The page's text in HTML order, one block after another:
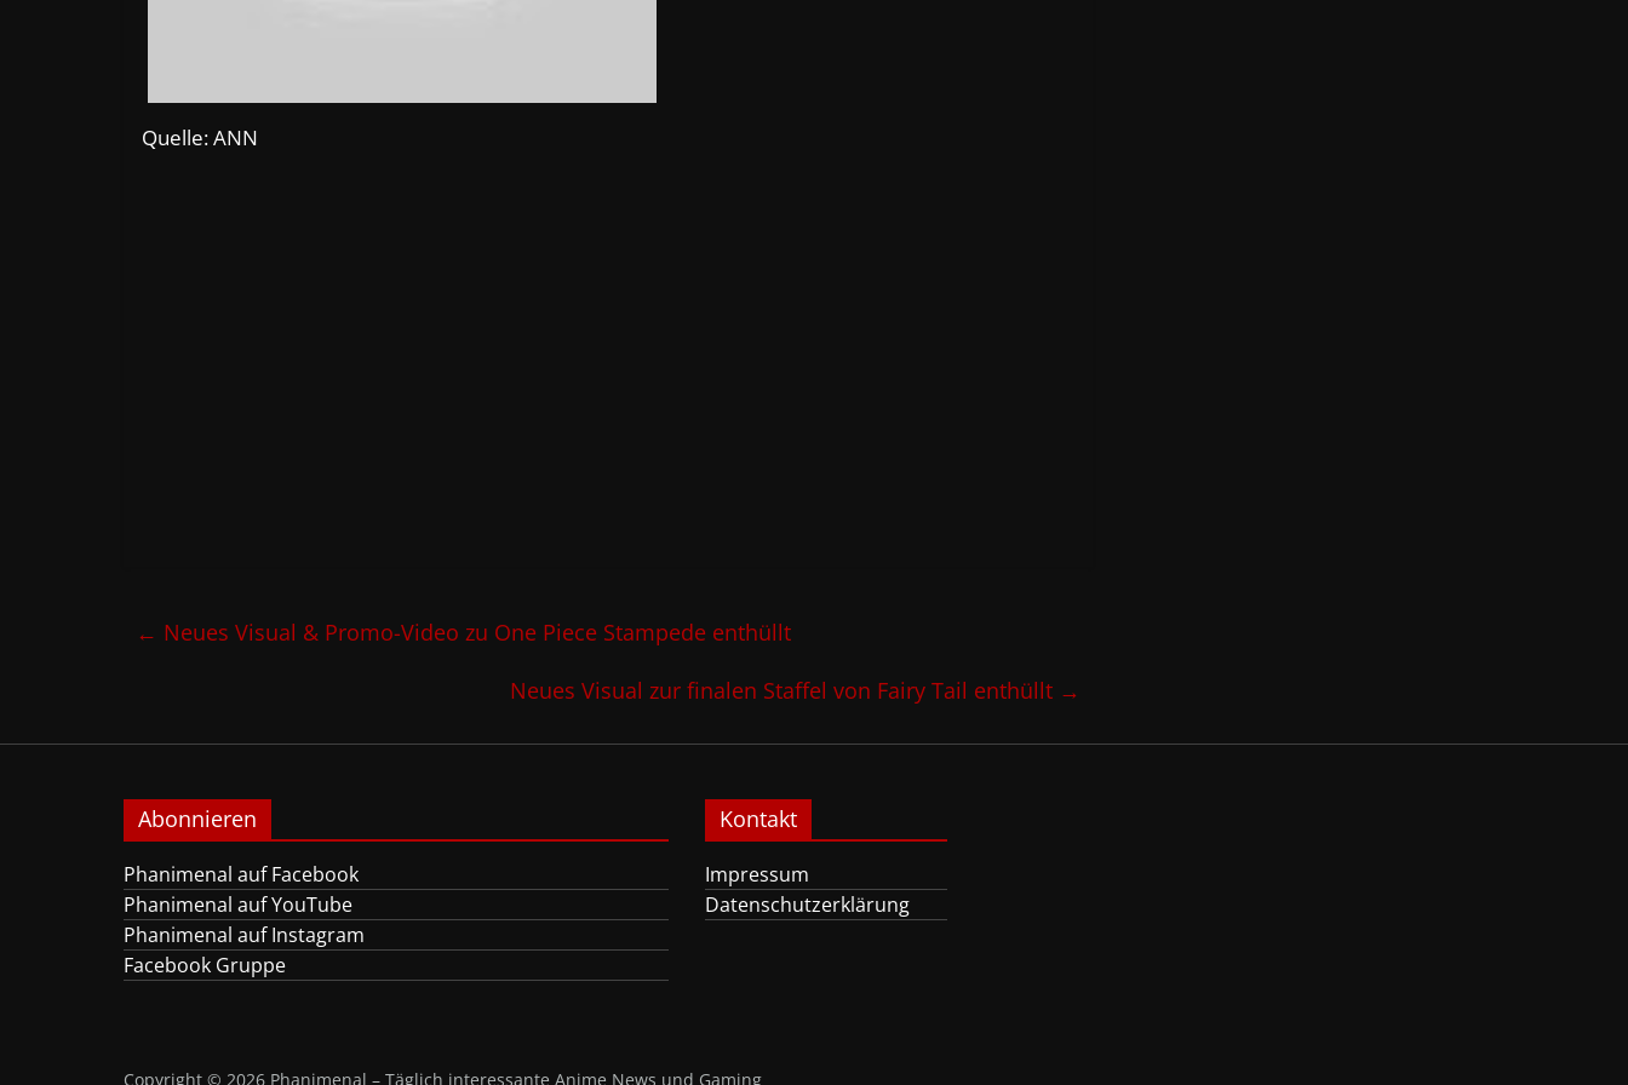
Quelle: ANN
← Neues Visual & Promo-Video zu One Piece Stampede enthüllt
Neues Visual zur finalen Staffel von Fairy Tail enthüllt →
Abonnieren
Phanimenal auf Facebook
Phanimenal auf YouTube
Phanimenal auf Instagram
Facebook Gruppe
Kontakt
Impressum
Datenschutzerklärung
Copyright © 2026 Phanimenal – Täglich interessante Anime News und Gaming